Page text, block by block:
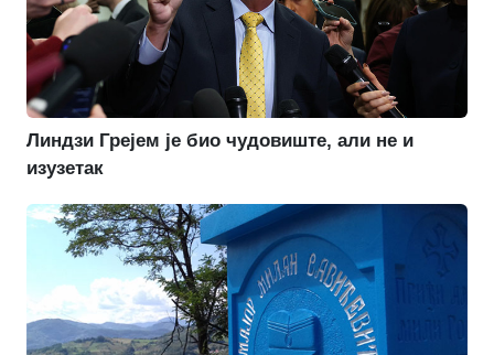
Линдзи Грејем је био чудовиште, али не и
изузетак